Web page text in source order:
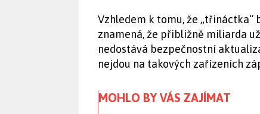
Vzhledem k tomu, že „třináctka“
znamená, že přibližně miliarda
nedostává bezpečnostní
nejdou na takových zařízeních
MOHLO BY VÁS ZAJÍMAT